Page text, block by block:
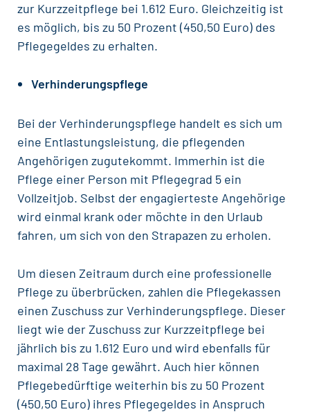
zur Kurzzeitpflege bei 1.612 Euro. Gleichzeitig ist
es möglich, bis zu 50 Prozent (450,50 Euro) des
Pflegegeldes zu erhalten.
Verhinderungspflege
Bei der Verhinderungspflege handelt es sich um
eine Entlastungsleistung, die pflegenden
Angehörigen zugutekommt. Immerhin ist die
Pflege einer Person mit Pflegegrad 5 ein
Vollzeitjob. Selbst der engagierteste Angehörige
wird einmal krank oder möchte in den Urlaub
fahren, um sich von den Strapazen zu erholen.
Um diesen Zeitraum durch eine professionelle
Pflege zu überbrücken, zahlen die Pflegekassen
einen Zuschuss zur Verhinderungspflege. Dieser
liegt wie der Zuschuss zur Kurzzeitpflege bei
jährlich bis zu 1.612 Euro und wird ebenfalls für
maximal 28 Tage gewährt. Auch hier können
Pflegebedürftige weiterhin bis zu 50 Prozent
(450,50 Euro) ihres Pflegegeldes in Anspruch